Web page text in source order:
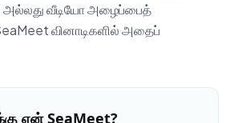
அல்லது வீடியோ அழைப்பைத்
வினாடிகளில் அதைப்
ஏன் SeaMeet?